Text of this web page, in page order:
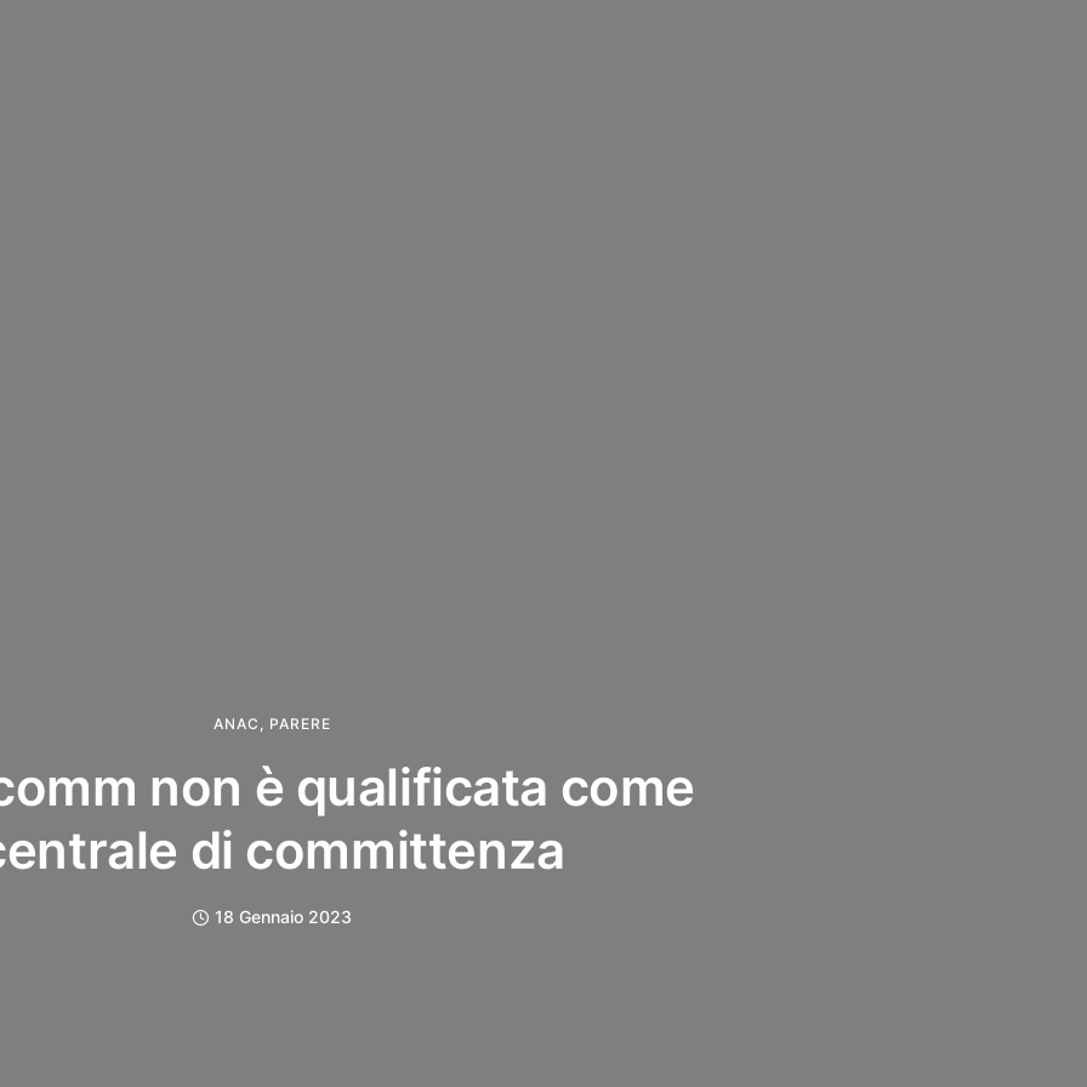
ANAC PARERE
non è qualificata come
di committenza
18 Gennaio 2023